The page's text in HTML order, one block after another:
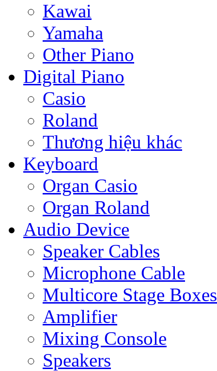
Kawai
Yamaha
Other Piano
Digital Piano
Casio
Roland
Thương hiệu khác
Keyboard
Organ Casio
Organ Roland
Audio Device
Speaker Cables
Microphone Cable
Multicore Stage Boxes
Amplifier
Mixing Console
Speakers